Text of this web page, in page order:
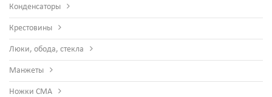
Конденсаторы
Крестовины
Люки, обода, стекла
Манжеты
Ножки СМА